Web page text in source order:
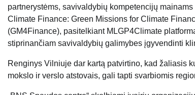
partnerystėms, savivaldybių kompetencijų
Climate Finance: Green Missions for Climate
(GM4Finance), pasitelkiant MLGP4Climate
stiprinančiam savivaldybių galimybes įgyvendinti
Renginys Vilniuje dar kartą patvirtino, kad žaliasis
mokslo ir verslo atstovais, gali tapti svarbiomis